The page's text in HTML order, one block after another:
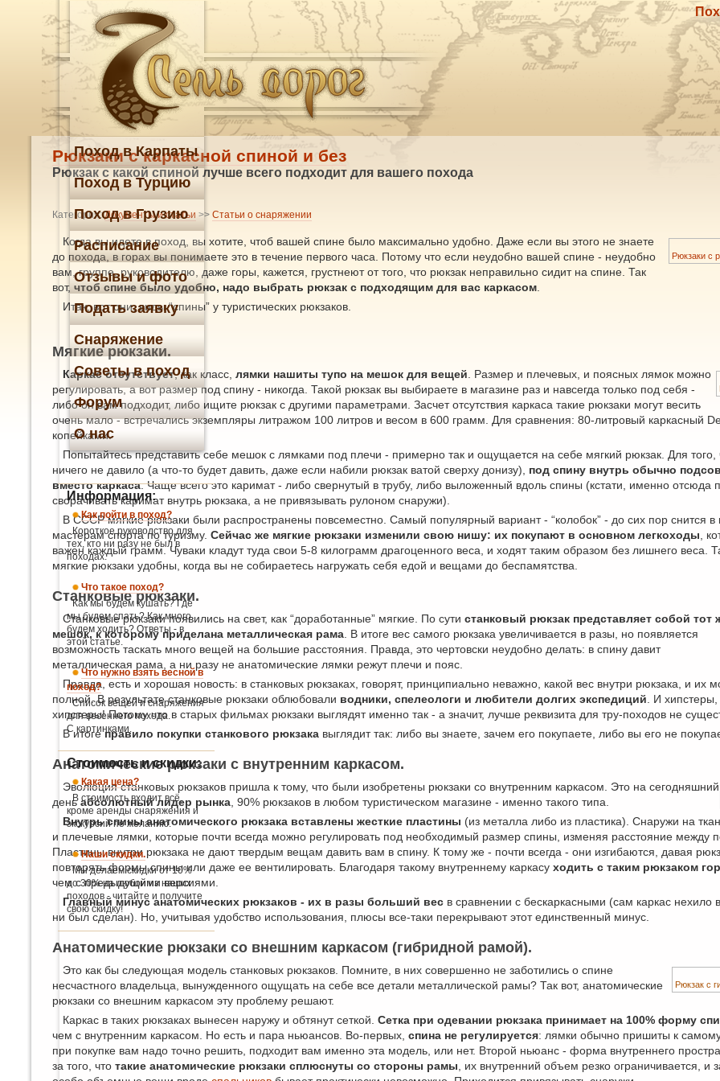
Рюкзаки с каркасной спиной и без
Рюкзак с какой спиной лучше всего подходит для вашего похода
Категория:Документы и статьи >> Статьи о снаряжении
Рюкзаки с
Когда вы идете в поход, вы хотите, чтоб вашей спине было максимально удобно. Даже если вы этого не знаете
до похода, в горах вы понимаете это в течение первого часа. Потому что если неудобно вашей спине - неудобно
вам, группе, руководителю, даже горы, кажется, грустнеют от того, что рюкзак неправильно сидит на спине. Так
вот, чтоб спине было удобно, надо выбрать рюкзак с подходящим для вас каркасом
Итак, вот они, виды “спины” у туристических рюкзаков.
Мягкие рюкзаки.
Каркас отсутствует, как класс, лямки нашиты тупо на мешок для вещей . Размер и плечевых, и поясных лямок можно
регулировать, а вот размер под спину - никогда. Такой рюкзак вы выбираете в магазине раз и навсегда только под себя -
либо он вам подходит, либо ищите рюкзак с другими параметрами. Засчет отсутствия каркаса такие рюкзаки могут весить
очень мало - встречались экземпляры литражом 100 литров и весом в 600 грамм. Для сравнения: 80-литровый каркасный
копейками.
Попытайтесь представить себе мешок с лямками под плечи - примерно так и ощущается на себе мягкий рюкзак. Для того,
ничего не давило (а что-то будет давить, даже если набили рюкзак ватой сверху донизу), под спину внутрь обычно
вместо каркаса. Чаще всего это каримат - либо свернутый в трубу, либо выложенный вдоль спины (кстати, именно отсюда
сворачивать каримат внутрь рюкзака, а не привязывать рулоном снаружи).
В СССР мягкие рюкзаки были распространены повсеместно. Самый популярный вариант - “колобок” - до сих пор снится
мастерам спорта по туризму. Сейчас же мягкие рюкзаки изменили свою нишу: их покупают в основном легкоходы ,
важен каждый грамм. Чуваки кладут туда свои 5-8 килограмм драгоценного веса, и ходят таким образом без лишнего веса.
мягкие рюкзаки удобны, когда вы не собираетесь нагружать себя едой и вещами до беспамятства.
Станковые рюкзаки.
Станковые рюкзаки появились на свет, как “доработанные” мягкие. По сути станковый рюкзак представляет собой тот
мешок, к которому приделана металлическая рама . В итоге вес самого рюкзака увеличивается в разы, но появляется
возможность таскать много вещей на большие расстояния. Правда, это чертовски неудобно делать: в спину давит
металлическая рама, а ни разу не анатомические лямки режут плечи и пояс.
Правда, есть и хорошая новость: в станковых рюкзаках, говорят, принципиально неважно, какой вес внутри рюкзака, и их
полной. В результате станковые рюкзаки облюбовали водники, спелеологи и любители долгих экспедиций . И
хипстеры! Потому что в старых фильмах рюкзаки выглядят именно так - а значит, лучше реквизита для тру-походов не
В итогеправило покупки станкового рюкзака выглядит так: либо вы знаете, зачем его покупаете, либо вы его не
Анатомические рюкзаки с внутренним каркасом.
Эволюция станковых рюкзаков пришла к тому, что были изобретены рюкзаки со внутренним каркасом. Это на сегодняшний
деньабсолютный лидер рынка , 90% рюкзаков в любом туристическом магазине - именно такого типа.
Внутрь спины анатомического рюкзака вставлены жесткие пластины (из металла либо из пластика). Снаружи на
и плечевые лямки, которые почти всегда можно регулировать под необходимый размер спины, изменяя расстояние между
Пластины внутри рюкзака не дают твердым вещам давить вам в спину. К тому же - почти всегда - они изгибаются, давая
повторять формы спины или даже ее вентилировать. Благодаря такому внутреннему каркасу ходить с таким рюкзаком
чем с предыдущими версиями.
Главный минус анатомических рюкзаков - их в разы больший вес в сравнении с бескаркасными (сам каркас нехило
ни был сделан). Но, учитывая удобство использования, плюсы все-таки перекрывают этот единственный минус.
Анатомические рюкзаки со внешним каркасом (гибридной рамой).
Рюкзак с
Это как бы следующая модель станковых рюкзаков. Помните, в них совершенно не заботились о спине
несчастного владельца, вынужденного ощущать на себе все детали металлической рамы? Так вот, анатомические
рюкзаки со внешним каркасом эту проблему решают.
Каркас в таких рюкзаках вынесен наружу и обтянут сеткой. Сетка при одевании рюкзака принимает на 100% форму
чем с внутренним каркасом. Но есть и пара ньюансов. Во-первых, спина не регулируется: лямки обычно пришиты к самому
при покупке вам надо точно решить, подходит вам именно эта модель, или нет. Второй ньюанс - форма внутреннего
за того, что такие анатомические рюкзаки сплюснуты со стороны рамы , их внутренний объем резко ограничивается, и
Поход в Карпаты
Поход в Турцию
Поход в Грузию
Расписание
Отзывы и фото
Подать заявку
Снаряжение
Советы в поход
Форум
О нас
Информация:
Как пойти в поход?
Короткое руководство для
тех, кто ни разу не был в
походах.
Что такое поход?
Как мы будем кушать? Где
мы будем спать? Как много
будем ходить? Ответы - в
этой статье.
Что нужно взять весной в
поход?
Список вещей и снаряжения
для весеннего похода.
С картинками.
Стоимость и скидки:
Какая цена?
В стоимость входит всё,
кроме аренды снаряжения и
экскурсий по желанию.
Наши скидки.
Мы делаем скидки от 10%
до 30% на любой из наших
походов - читайте и получите
свою скидку!